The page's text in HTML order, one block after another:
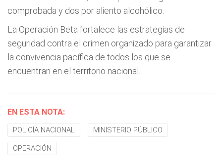
comprobada y dos por aliento alcohólico.
La Operación Beta fortalece las estrategias de
seguridad contra el crimen organizado para garantizar
la convivencia pacífica de todos los que se
encuentran en el territorio nacional.
EN ESTA NOTA:
POLICÍA NACIONAL MINISTERIO PÚBLICO
OPERACIÓN